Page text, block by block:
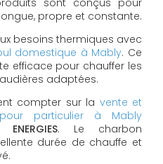
sont conçus pour
propre et constante.
besoins thermiques avec
domestique à Mably. Ce
efficace pour chauffer les
adaptées.
compter sur la vente et
particulier à Mably
ENERGIES. Le charbon
durée de chauffe et